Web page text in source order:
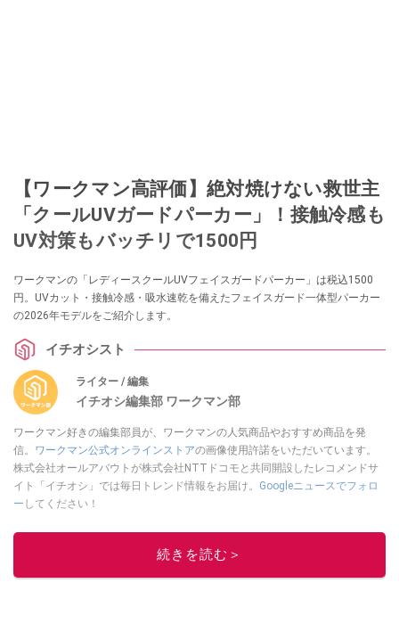
【ワークマン高評価】絶対焼けない救世主
「クールUVガードパーカー」！接触冷感も
UV対策もバッチリで1500円
ワークマンの「レディースクールUVフェイスガードパーカー」は税込1500
円。UVカット・接触冷感・吸水速乾を備えたフェイスガード一体型パーカー
の2026年モデルをご紹介します。
イチオシスト
ライター / 編集
イチオシ編集部 ワークマン部
ワークマン好きの編集部員が、ワークマンの人気商品やおすすめ商品を発
信。 ワークマン公式オンラインストアの画像使用許諾をいただいています。
株式会社オールアバウトが株式会社NTTドコモと共同開設したレコメンドサ
イト「イチオシ」では毎日トレンド情報をお届け。 Googleニュースでフォロ
ー してください！
このイチオシストの他の記事を読む
続きを読む＞